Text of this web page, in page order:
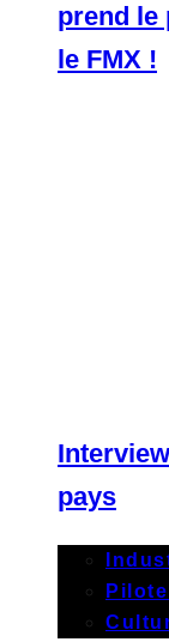
prend le
le FMX !
pays